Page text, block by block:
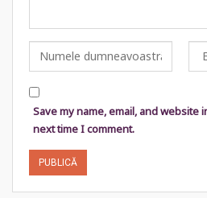
Save my name, email, and website
next time I comment.